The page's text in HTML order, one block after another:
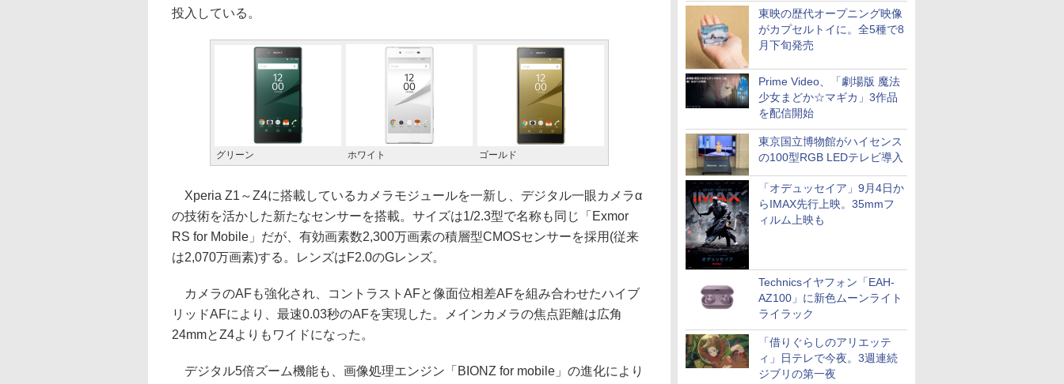
東映の歴代オープニング映像
がカプセルトイに。全5種で8
月下旬発売
Prime Video、「劇場版 魔法
少女まどか☆マギカ」3作品
を配信開始
東京国立博物館がハイセンス
の100型RGB LEDテレビ導入
「オデュッセイア」9月4日か
らIMAX先行上映。35mmフ
ィルム上映も
Technicsイヤフォン「EAH-
AZ100」に新色ムーンライト
ライラック
「借りぐらしのアリエッテ
ィ」日テレで今夜。3週連続
ジブリの第一夜
投入している。
グリーン ホワイト ゴールド
Xperia Z1～Z4に搭載しているカメラモジュールを一新し、デジタル一眼カメラα
の技術を活かした新たなセンサーを搭載。サイズは1/2.3型で名称も同じ「Exmor
RS for Mobile」だが、有効画素数2,300万画素の積層型CMOSセンサーを採用(従来
は2,070万画素)する。レンズはF2.0のGレンズ。
カメラのAFも強化され、コントラストAFと像面位相差AFを組み合わせたハイブ
リッドAFにより、最速0.03秒のAFを実現した。メインカメラの焦点距離は広角
24mmとZ4よりもワイドになった。
デジタル5倍ズーム機能も、画像処理エンジン「BIONZ for mobile」の進化により